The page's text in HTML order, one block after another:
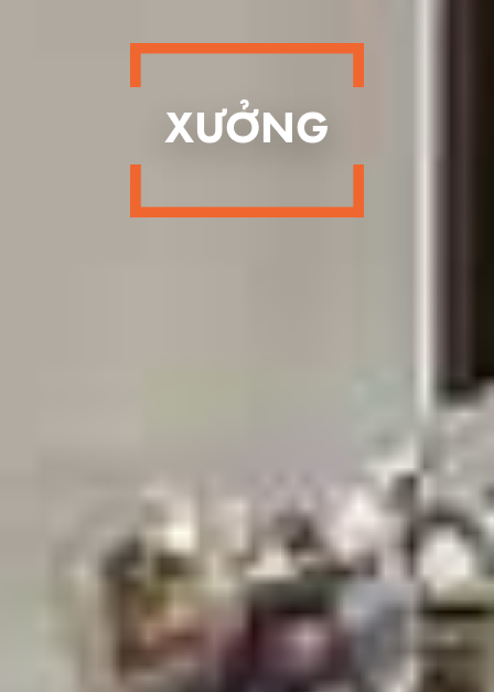
XƯỞNG